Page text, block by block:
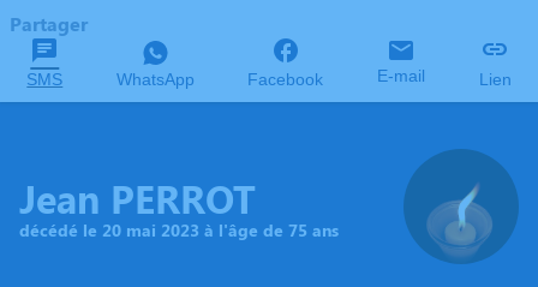
Partager
SMS WhatsApp Facebook E-mail Lien
Jean PERROT
décédé le 20 mai 2023 à l'âge de 75 ans